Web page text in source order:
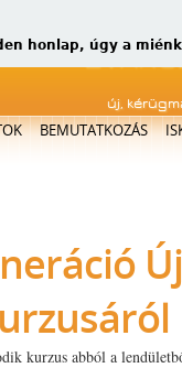
honlap, úgy a
új,
BEMUTATKOZÁS
kurzus abból a